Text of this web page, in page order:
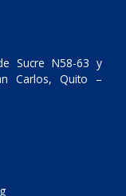
Sucre N58-63 y
Carlos, Quito –